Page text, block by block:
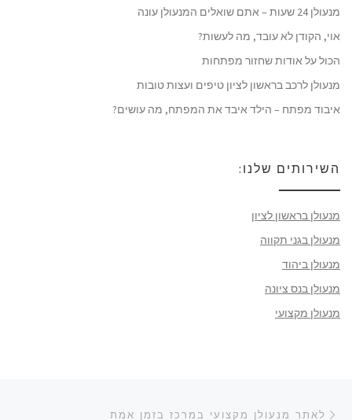
מנעולן 24 שעות – אתם שואלים המנעולן עונה
אוי, הקודן לא עובד, מה לעשות?
הכול על אודות שחזור מפתחות
מנעולן לרכב בראשון לציון טיפים ועצות טובות
איבוד מפתח – הילד איבד את המפתח, מה עושים?
השירותים שלנו:
מנעולן בראשון לציון
מנעולן בגני תקווה
מנעולן ביהוד
מנעולן בנס ציונה
מנעולן מקצועי
ניווט בפוסטים
לאתר מנעולן מקצועי במרכז בזמן אמת